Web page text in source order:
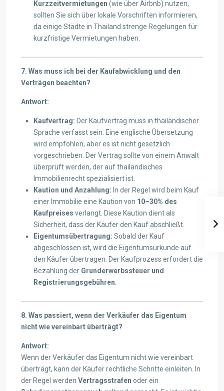
Kurzzeitvermietungen (wie über Airbnb) nutzen,
sollten Sie sich über lokale Vorschriften informieren,
da einige Städte in Thailand strenge Regelungen für
kurzfristige Vermietungen haben.
7. Was muss ich bei der Kaufabwicklung und den
Verträgen beachten?
Antwort:
Kaufvertrag: Der Kaufvertrag muss in thailändischer
Sprache verfasst sein. Eine englische Übersetzung
wird empfohlen, aber es ist nicht gesetzlich
vorgeschrieben. Der Vertrag sollte von einem Anwalt
überprüft werden, der auf thailändisches
Immobilienrecht spezialisiert ist.
Kaution und Anzahlung: In der Regel wird beim Kauf
einer Immobilie eine Kaution von 10–30% des
Kaufpreises verlangt. Diese Kaution dient als
Sicherheit, dass der Käufer den Kauf abschließt.
Eigentumsübertragung: Sobald der Kauf
abgeschlossen ist, wird die Eigentumsurkunde auf
den Käufer übertragen. Der Kaufprozess erfordert die
Bezahlung der Grunderwerbssteuer und
Registrierungsgebühren
8. Was passiert, wenn der Verkäufer das Eigentum
nicht wie vereinbart überträgt?
Antwort:
Wenn der Verkäufer das Eigentum nicht wie vereinbart
überträgt, kann der Käufer rechtliche Schritte einleiten. In
der Regel werden Vertragsstrafen oder ein